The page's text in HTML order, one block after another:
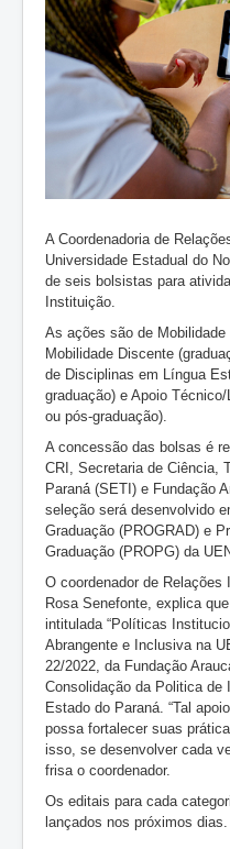
A Coordenadoria de
Universidade Estadual do
de seis bolsistas para
Instituição.
As ações são de Mobilidade
Mobilidade Discente
de Disciplinas em Língua
graduação) e Apoio
ou pós-graduação).
A concessão das bolsas é
CRI, Secretaria de Ciência,
Paraná́ (SETI) e Fundação
seleção será desenvolvido
Graduação (PROGRAD) e
Graduação (PROPG) da
O coordenador de Relações
Rosa Senefonte, explica
intitulada “Políticas
Abrangente e Inclusiva na
22/2022, da Fundação
Consolidação da Politica de
Estado do Paraná. “Tal
possa fortalecer suas
isso, se desenvolver cada
frisa o coordenador.
Os editais para cada
lançados nos próximos